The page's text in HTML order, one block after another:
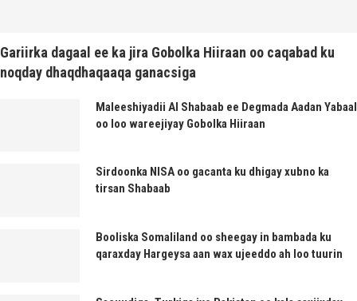
Gariirka dagaal ee ka jira Gobolka Hiiraan oo caqabad ku
noqday dhaqdhaqaaqa ganacsiga
Maleeshiyadii Al Shabaab ee Degmada Aadan Yabaal
oo loo wareejiyay Gobolka Hiiraan
Sirdoonka NISA oo gacanta ku dhigay xubno ka
tirsan Shabaab
Booliska Somaliland oo sheegay in bambada ku
qaraxday Hargeysa aan wax ujeeddo ah loo tuurin